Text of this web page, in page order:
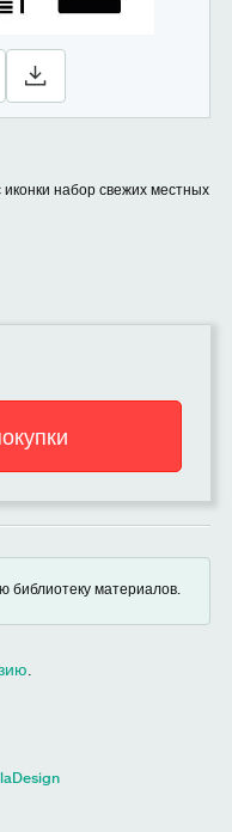
набор свежих местных
материалов.